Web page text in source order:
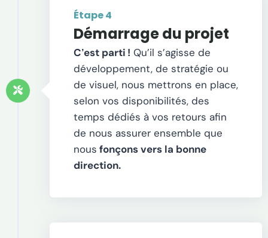
Étape 4
Démarrage du projet
C’est parti ! Qu’il s’agisse de
développement, de stratégie ou
de visuel, nous mettrons en place,
selon vos disponibilités, des
temps dédiés à vos retours afin
de nous assurer ensemble que
nous fonçons vers la bonne
direction.